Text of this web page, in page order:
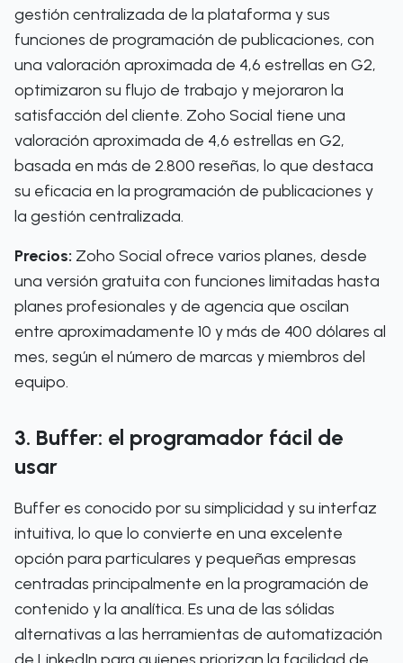
gestión centralizada de la plataforma y sus
funciones de programación de publicaciones, con
una valoración aproximada de 4,6 estrellas en G2,
optimizaron su flujo de trabajo y mejoraron la
satisfacción del cliente. Zoho Social tiene una
valoración aproximada de 4,6 estrellas en G2,
basada en más de 2.800 reseñas, lo que destaca
su eficacia en la programación de publicaciones y
la gestión centralizada.
Precios: Zoho Social ofrece varios planes, desde
una versión gratuita con funciones limitadas hasta
planes profesionales y de agencia que oscilan
entre aproximadamente 10 y más de 400 dólares al
mes, según el número de marcas y miembros del
equipo.
3. Buffer: el programador fácil de
usar
Buffer es conocido por su simplicidad y su interfaz
intuitiva, lo que lo convierte en una excelente
opción para particulares y pequeñas empresas
centradas principalmente en la programación de
contenido y la analítica. Es una de las sólidas
alternativas a las herramientas de automatización